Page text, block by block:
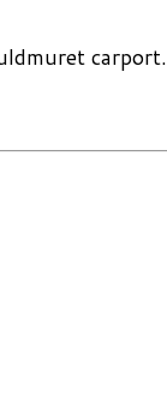
carport.